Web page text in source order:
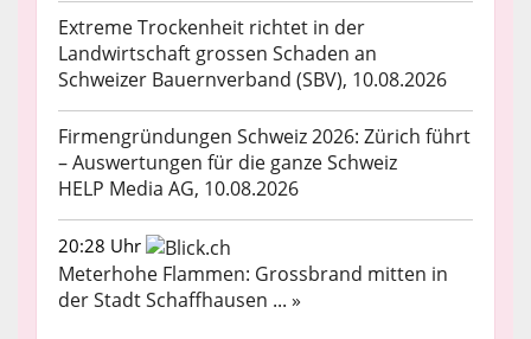
Extreme Trockenheit richtet in der
Landwirtschaft grossen Schaden an
Schweizer Bauernverband (SBV), 10.08.2026
Firmengründungen Schweiz 2026: Zürich führt
– Auswertungen für die ganze Schweiz
HELP Media AG, 10.08.2026
20:28 Uhr
Meterhohe Flammen: Grossbrand mitten in
der Stadt Schaffhausen ... »